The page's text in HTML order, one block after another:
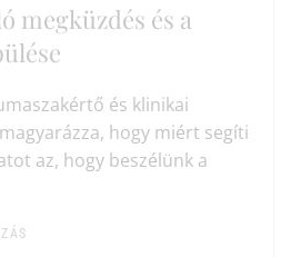
megküzdés és a
és klinikai
hogy miért segíti
az, hogy beszélünk a